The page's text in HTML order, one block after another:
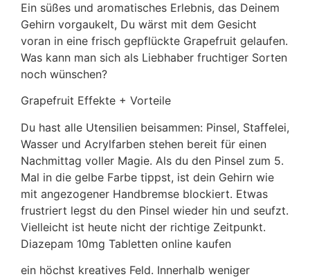
Ein süßes und aromatisches Erlebnis, das Deinem
Gehirn vorgaukelt, Du wärst mit dem Gesicht
voran in eine frisch gepflückte Grapefruit gelaufen.
Was kann man sich als Liebhaber fruchtiger Sorten
noch wünschen?
Grapefruit Effekte + Vorteile
Du hast alle Utensilien beisammen: Pinsel, Staffelei,
Wasser und Acrylfarben stehen bereit für einen
Nachmittag voller Magie. Als du den Pinsel zum 5.
Mal in die gelbe Farbe tippst, ist dein Gehirn wie
mit angezogener Handbremse blockiert. Etwas
frustriert legst du den Pinsel wieder hin und seufzt.
Vielleicht ist heute nicht der richtige Zeitpunkt.
Diazepam 10mg Tabletten online kaufen
ein höchst kreatives Feld. Innerhalb weniger